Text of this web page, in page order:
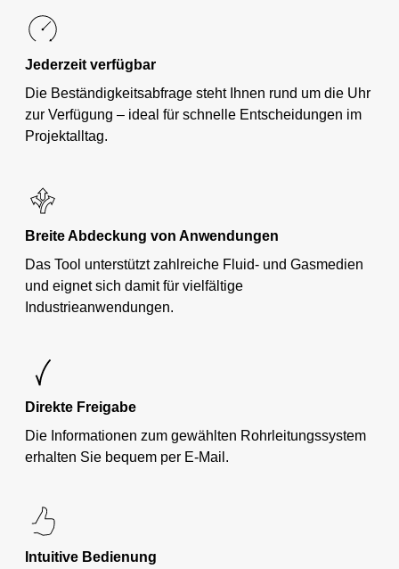
Jederzeit verfügbar
Die Beständigkeitsabfrage steht Ihnen rund um die Uhr
zur Verfügung – ideal für schnelle Entscheidungen im
Projektalltag.
Breite Abdeckung von Anwendungen
Das Tool unterstützt zahlreiche Fluid- und Gasmedien
und eignet sich damit für vielfältige
Industrieanwendungen.
Direkte Freigabe
Die Informationen zum gewählten Rohrleitungssystem
erhalten Sie bequem per E-Mail.
Intuitive Bedienung